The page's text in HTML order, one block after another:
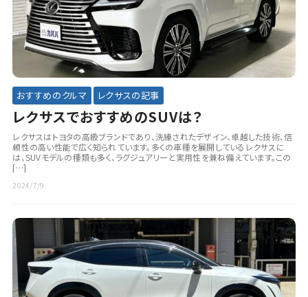
おすすめのクルマ レクサスの記事
レクサスでおすすめのSUVは？
レクサスはトヨタの高級ブランドであり、洗練されたデザイン、卓越した技術、信
頼性の高い性能で広く知られています。多くの車種を展開しているレクサスに
は、SUVモデルの種類も多く、ラグジュアリーと実用性を兼ね備えています。この
[…]
2024/7/9